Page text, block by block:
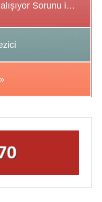
Google Chrome Yavaş Çalışıyor Sorunu için Çözüm Önerileri